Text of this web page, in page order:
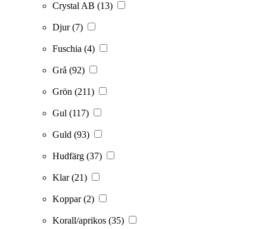
Crystal AB (13)
Djur(7)
Fuschia (4)
Grå (92)
Grön (211)
Gul (117)
Guld (93)
Hudfärg (37)
Klar(21)
Koppar(2)
Korall/aprikos (35)